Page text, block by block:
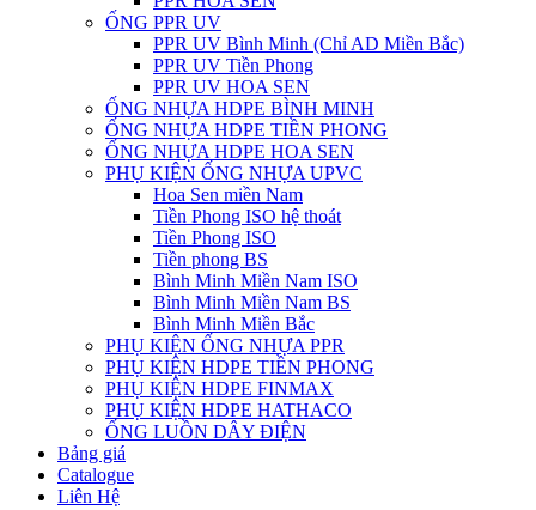
ỐNG PPR UV
PPR UV Bình Minh (Chỉ AD Miền Bắc)
PPR UV Tiền Phong
PPR UV HOA SEN
ỐNG NHỰA HDPE BÌNH MINH
ỐNG NHỰA HDPE TIỀN PHONG
ỐNG NHỰA HDPE HOA SEN
PHỤ KIỆN ỐNG NHỰA UPVC
Hoa Sen miền Nam
Tiền Phong ISO hệ thoát
Tiền Phong ISO
Tiền phong BS
Bình Minh Miền Nam ISO
Bình Minh Miền Nam BS
Bình Minh Miền Bắc
PHỤ KIỆN ỐNG NHỰA PPR
PHỤ KIỆN HDPE TIỀN PHONG
PHỤ KIỆN HDPE FINMAX
PHỤ KIỆN HDPE HATHACO
ỐNG LUỒN DÂY ĐIỆN
Bảng giá
Catalogue
Liên Hệ